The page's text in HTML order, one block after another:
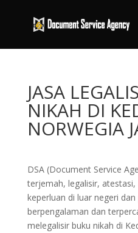
JASA
NIKAH DI
NORWEGIA
DSA (Document Service
terjemah, legalisir,
keperluan di luar negeri
berpengalaman dan
melegalisir buku nikah di